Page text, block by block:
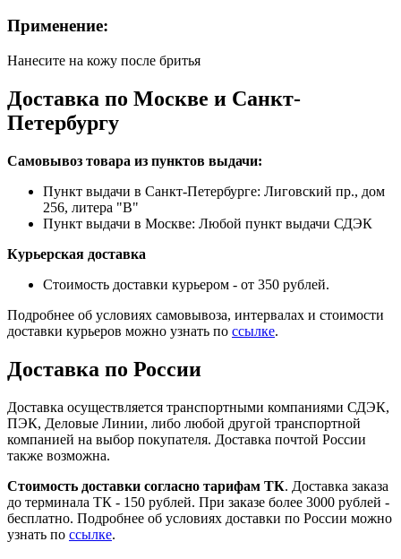
Применение:
Нанесите на кожу после бритья
Доставка по Москве и Санкт-
Петербургу
Самовывоз товара из пунктов выдачи:
Пункт выдачи в Санкт-Петербурге: Лиговский пр., дом
256, литера "В"
Пункт выдачи в Москве: Любой пункт выдачи СДЭК
Курьерская доставка
Стоимость доставки курьером - от 350 рублей.
Подробнее об условиях самовывоза, интервалах и стоимости
доставки курьеров можно узнать по ссылке.
Доставка по России
Доставка осуществляется транспортными компаниями СДЭК,
ПЭК, Деловые Линии, либо любой другой транспортной
компанией на выбор покупателя. Доставка почтой России
также возможна.
Стоимость доставки согласно тарифам ТК. Доставка заказа
до терминала ТК - 150 рублей. При заказе более 3000 рублей -
бесплатно. Подробнее об условиях доставки по России можно
узнать по ссылке.